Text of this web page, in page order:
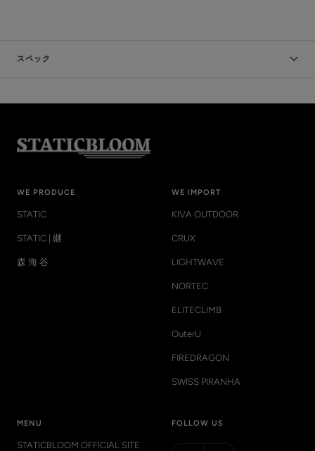
スペック
WE PRODUCE
STATIC
STATIC | 継
森 海 谷
WE IMPORT
KIVA OUTDOOR
CRUX
LIGHTWAVE
NORTEC
ELITECLIMB
OuterU
FIREDRAGON
SWISS PIRANHA
MENU
STATICBLOOM OFFICIAL SITE
FOLLOW US